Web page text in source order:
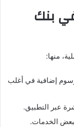
بنك
منها:
إضافية في أغلب
عبر التطبيق.
الخدمات.